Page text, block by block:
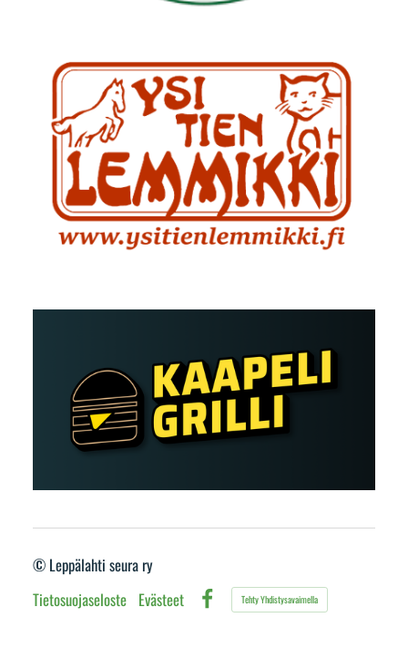
© Leppälahti seura ry
Tietosuojaseloste Evästeet
Facebook
Tehty Yhdistysavaimella